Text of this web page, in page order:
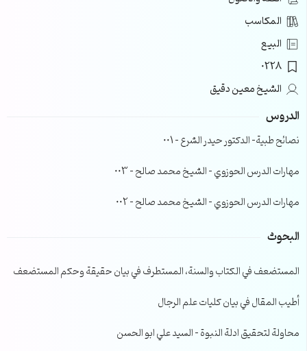
المكاسب
البيع
0228
الشيخ معين دقيق
الدروس
نصائح طبية- الدكتور حيدر الشرع – 001
مهارات الدرس الحوزوي – الشيخ محمد صالح – 003
مهارات الدرس الحوزوي – الشيخ محمد صالح – 002
البحوث
المستضعف في الكتاب والسنة، المستطرف في بيان حقيقة وحكم المستضعف
أطيب المقال في بيان كليات علم الرجال
محاولة لتحقيق ادلة النبوة – السيد علي ابو الحسن